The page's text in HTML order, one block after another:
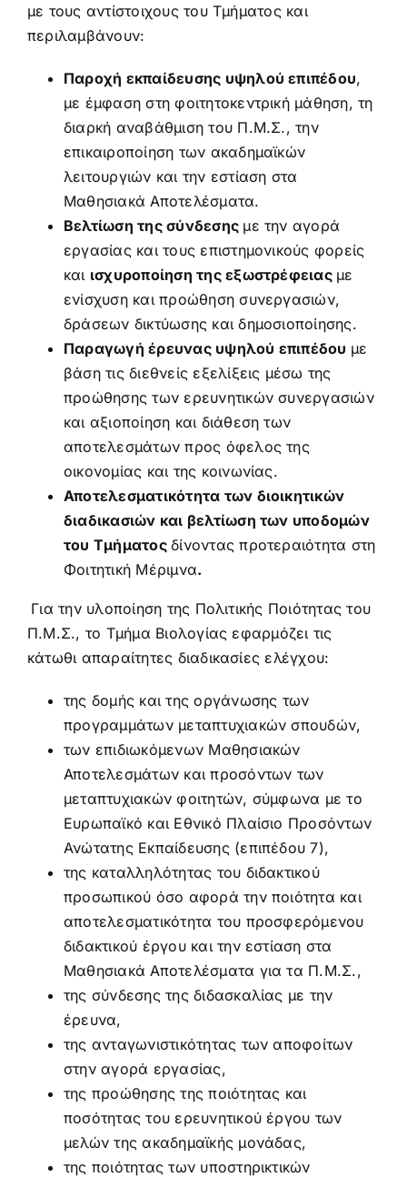
με τους αντίστοιχους του Τμήματος και
περιλαμβάνουν:
Παροχή εκπαίδευσης υψηλού επιπέδου,
με έμφαση στη φοιτητοκεντρική μάθηση, τη
διαρκή αναβάθμιση του Π.Μ.Σ., την
επικαιροποίηση των ακαδημαϊκών
λειτουργιών και την εστίαση στα
Μαθησιακά Αποτελέσματα.
Βελτίωση της σύνδεσης με την αγορά
εργασίας και τους επιστημονικούς φορείς
και ισχυροποίηση της εξωστρέφειας με
ενίσχυση και προώθηση συνεργασιών,
δράσεων δικτύωσης και δημοσιοποίησης.
Παραγωγή έρευνας υψηλού επιπέδου με
βάση τις διεθνείς εξελίξεις μέσω της
προώθησης των ερευνητικών συνεργασιών
και αξιοποίηση και διάθεση των
αποτελεσμάτων προς όφελος της
οικονομίας και της κοινωνίας.
Αποτελεσματικότητα των διοικητικών
διαδικασιών και βελτίωση των υποδομών
του Τμήματοςδίνοντας προτεραιότητα στη
Φοιτητική Μέριμνα.
Για την υλοποίηση της Πολιτικής Ποιότητας του
Π.Μ.Σ., το Τμήμα Βιολογίας εφαρμόζει τις
κάτωθι απαραίτητες διαδικασίες ελέγχου:
της δομής και της οργάνωσης των
προγραμμάτων μεταπτυχιακών σπουδών,
των επιδιωκόμενων Μαθησιακών
Αποτελεσμάτων και προσόντων των
μεταπτυχιακών φοιτητών, σύμφωνα με το
Ευρωπαϊκό και Εθνικό Πλαίσιο Προσόντων
Ανώτατης Εκπαίδευσης (επιπέδου 7),
της καταλληλότητας του διδακτικού
προσωπικού όσο αφορά την ποιότητα και
αποτελεσματικότητα του προσφερόμενου
διδακτικού έργου και την εστίαση στα
Μαθησιακά Αποτελέσματα για τα Π.Μ.Σ.,
της σύνδεσης της διδασκαλίας με την
έρευνα,
της ανταγωνιστικότητας των αποφοίτων
στην αγορά εργασίας,
της προώθησης της ποιότητας και
ποσότητας του ερευνητικού έργου των
μελών της ακαδημαϊκής μονάδας,
της ποιότητας των υποστηρικτικών